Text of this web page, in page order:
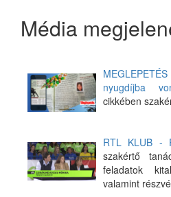
Média
nyugdíjba
cikkében
RTL KLUB -
szakértő
feladatok
valamint